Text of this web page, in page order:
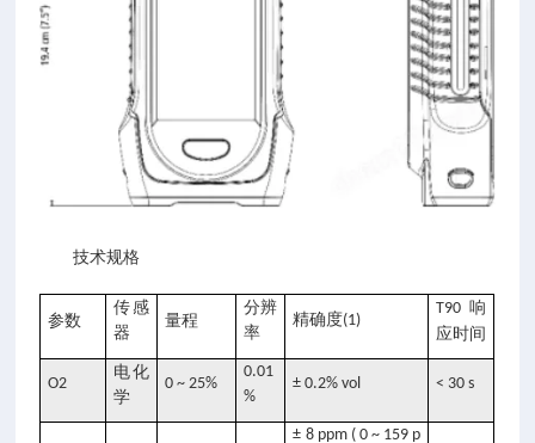
技术规格
参数
传感
器
量程
分辨
率
精确度(1)
T90响
应时间
O2
电化
学
0 ~ 25%
0.01
%
± 0.2% vol < 30 s
± 8 ppm ( 0 ~ 159 p